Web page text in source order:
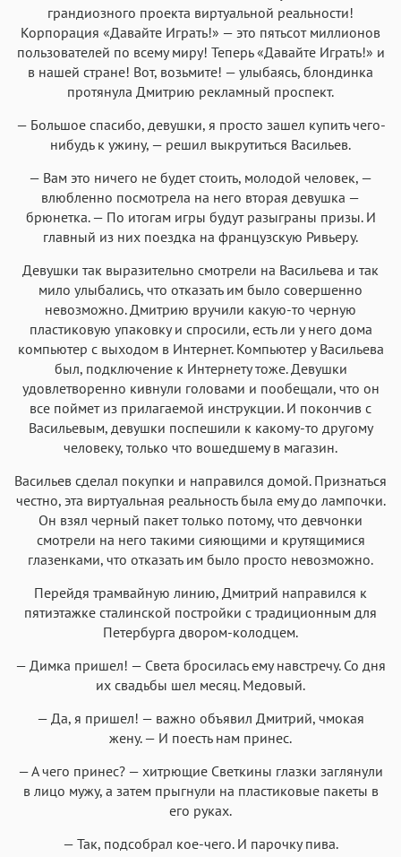
грандиозного проекта виртуальной реальности!
Корпорация «Давайте Играть!» — это пятьсот миллионов
пользователей по всему миру! Теперь «Давайте Играть!» и
в нашей стране! Вот, возьмите! — улыбаясь, блондинка
протянула Дмитрию рекламный проспект.
— Большое спасибо, девушки, я просто зашел купить чего-
нибудь к ужину, — решил выкрутиться Васильев.
— Вам это ничего не будет стоить, молодой человек, —
влюбленно посмотрела на него вторая девушка —
брюнетка. — По итогам игры будут разыграны призы. И
главный из них поездка на французскую Ривьеру.
Девушки так выразительно смотрели на Васильева и так
мило улыбались, что отказать им было совершенно
невозможно. Дмитрию вручили какую-то черную
пластиковую упаковку и спросили, есть ли у него дома
компьютер с выходом в Интернет. Компьютер у Васильева
был, подключение к Интернету тоже. Девушки
удовлетворенно кивнули головами и пообещали, что он
все поймет из прилагаемой инструкции. И покончив с
Васильевым, девушки поспешили к какому-то другому
человеку, только что вошедшему в магазин.
Васильев сделал покупки и направился домой. Признаться
честно, эта виртуальная реальность была ему до лампочки.
Он взял черный пакет только потому, что девчонки
смотрели на него такими сияющими и крутящимися
глазенками, что отказать им было просто невозможно.
Перейдя трамвайную линию, Дмитрий направился к
пятиэтажке сталинской постройки с традиционным для
Петербурга двором-колодцем.
— Димка пришел! — Света бросилась ему навстречу. Со дня
их свадьбы шел месяц. Медовый.
— Да, я пришел! — важно объявил Дмитрий, чмокая
жену. — И поесть нам принес.
— А чего принес? — хитрющие Светкины глазки заглянули
в лицо мужу, а затем прыгнули на пластиковые пакеты в
его руках.
— Так, подсобрал кое-чего. И парочку пива.